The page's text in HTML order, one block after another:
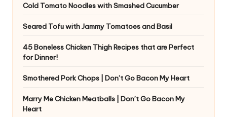
Cold Tomato Noodles with Smashed Cucumber
Seared Tofu with Jammy Tomatoes and Basil
45 Boneless Chicken Thigh Recipes that are Perfect
for Dinner!
Smothered Pork Chops | Don’t Go Bacon My Heart
Marry Me Chicken Meatballs | Don’t Go Bacon My
Heart